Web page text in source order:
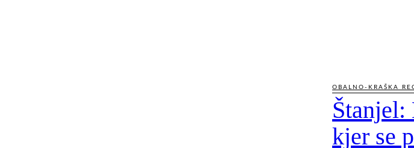
OBALNO-KRAŠKA
Štanjel:
kjer se